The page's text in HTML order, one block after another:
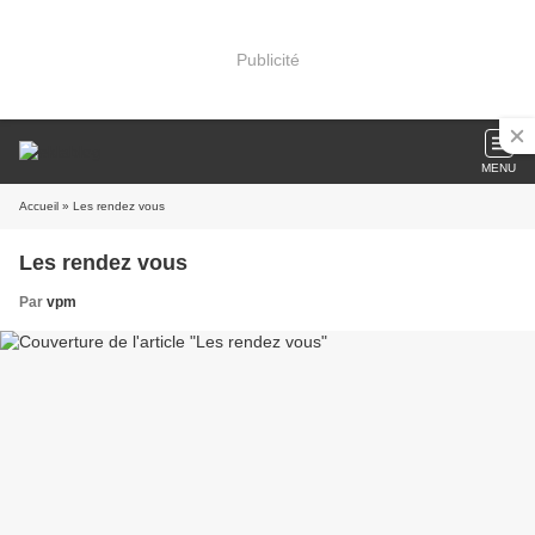
Publicité
MENU
Accueil » Les rendez vous
Les rendez vous
Par vpm